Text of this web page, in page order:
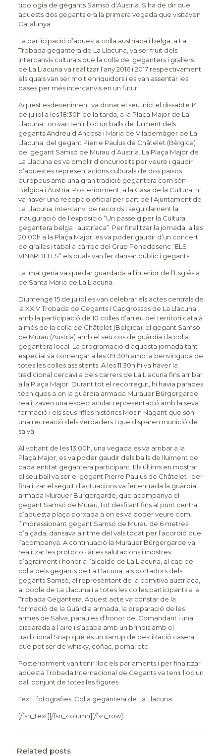
tipologia de gegants Samsó d’Àustria. S’ha de dir que
aquests dos gegants era la primera vegada que visitaven
Catalunya.
La participació d’aquesta colla austríaca i belga, a La
Trobada gegantera de La Llacuna, va ser fruit dels
intercanvis culturals que la colla de geganters i grallers
de La Llacuna va realitzar l’any 2016 i 2017 respectivament
els quals van ser molt enriquidors i es van assentar les
bases per més intercanvis en un futur.
Aquest esdeveniment va donar el seu inici el dissabte 14
de juliol a les 18:30h de la tarda, a la Plaça Major de La
Llacuna, on van tenir lloc un balls de lluïment dels
gegants Andreu d’Ancosa i Maria de Vilademàger de La
Llacuna, del gegant Pierre Paulus de Châtelet (Bèlgica) i
del gegant Samsó de Murau d’Austria. La Plaça Major de
La Llacuna es va omplir d’encuriosits per veure i gaudir
d’aquestes representacions culturals de dos països
europeus amb una gran tradició gegantera com són
Bèlgica i Àustria. Posteriorment, a la Casa de la Cultura, hi
va haver una recepció oficial per part de l’Ajuntament de
La Llacuna, intercanvi de records i seguidament la
inauguració de l’exposició “Un passeig per la Cultura
gegantera belga i austríaca”. Per finalitzar la jornada, a les
20:00h a la Plaça Major, es va poder gaudir d’un concert
de gralles i tabal a càrrec del Grup Penedesenc “ELS
VINARDELLS” els quals van fer dansar públic i gegants.
La imatgeria va quedar guardada a l’interior de l’Església
de Santa Maria de La Llacuna.
Diumenge 15 de juliol es van celebrar els actes centrals de
la XXIV Trobada de Gegants i Capgrossos de La Llacuna
amb la participació de 10 colles d’arreu del territori català
a més de la colla de Châtelet (Belgica), el gegant Samsó
de Murau (Àustria) amb el seu cos de guàrdia i la colla
gegantera local. La programació d’aquesta jornada tant
especial va començar a les 09:30h amb la benvinguda de
totes les colles assistents. A les 11:30h hi va haver la
tradicional cercavila pels carrers de La Llacuna fins arribar
a la Plaça Major. Durant tot el recorregut, hi havia parades
tècniques a on la guàrdia armada Murauer Bürgergarde
realitzaven una espectacular representació amb la seva
formació i els seus rifles històrics Mosin Nagant que són
una recreació dels verdaders i que disparen munició de
salva.
Al voltant de les 13:00h, una vegada es va arribar a la
Plaça Major, es va poder gaudir dels balls de lluïment de
cada entitat gegantera participant. Els últims en mostrar
el seu ball va ser el gegant Pierre Paulus de Châtelet i per
finalitzar el seguit d’actuacions va fer entrada la guàrdia
armada Murauer Bürgergarde, que acompanya el
gegant Samsó de Murau, tot desfilant fins al punt central
d’aquesta plaça porxada a on es va poder veure com,
l’impressionant gegant Samsó de Murau de 6 metres
d’alçada, dansava a ritme del vals tocat per l’acordió que
l’acompanya. A continuació la Murauer Bürgergarde va
realitzar les protocol·làries salutacions i mostres
d’agraïment i honor a l’alcalde de La Llacuna, al cap de
colla dels gegants de La Llacuna, als portadors dels
gegants Samsó, al representant de la comitiva austríaca,
al poble de La Llacuna i a totes les colles participants a la
Trobada Gegantera. Aquest acte va constar de la
formació de la Guàrdia armada, la preparació de les
armes de Salva, paraules d’honor del Comandant i una
disparada a l’aire i s’acaba amb un brindis amb el
tradicional Snap que és un xarrup de destil·lació casera
que pot ser de whisky, coñac, poma, etc.
Posteriorment van tenir lloc els parlaments i per finalitzar
aquesta Trobada Internacional de Gegants va tenir lloc un
ball conjunt de totes les figures.
Text i fotografies: Colla gegantera de La Llacuna
[/fsn_text][/fsn_column][/fsn_row]
Related posts